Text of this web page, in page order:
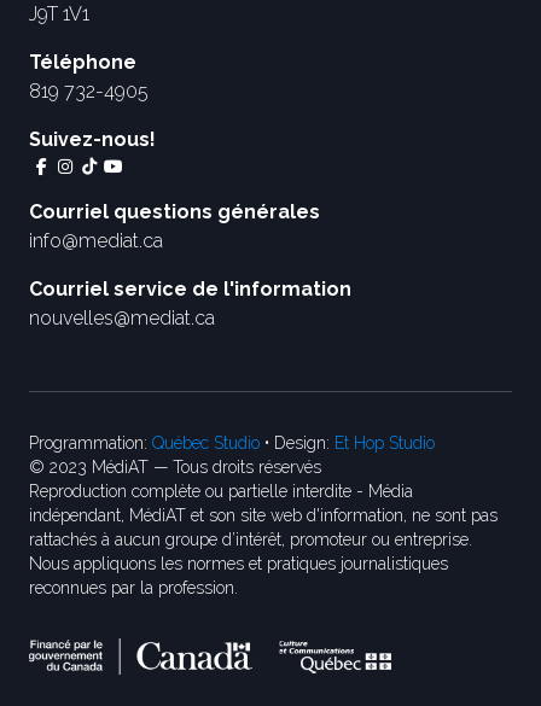
J9T 1V1
Téléphone
819 732-4905
Suivez-nous!
Courriel questions générales
info@mediat.ca
Courriel service de l'information
nouvelles@mediat.ca
Programmation: Québec Studio • Design: Et Hop Studio
© 2023 MédiAT — Tous droits réservés
Reproduction complète ou partielle interdite - Média
indépendant, MédiAT et son site web d'information, ne sont pas
rattachés à aucun groupe d’intérêt, promoteur ou entreprise.
Nous appliquons les normes et pratiques journalistiques
reconnues par la profession.